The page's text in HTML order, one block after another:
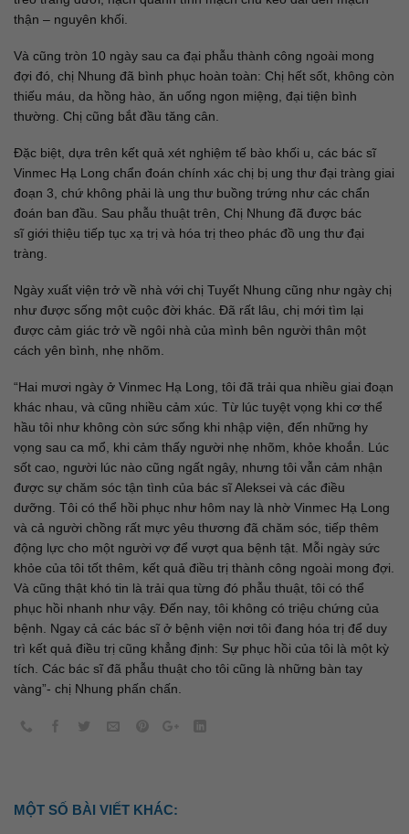
thận – nguyên khối.
Và cũng tròn 10 ngày sau ca đại phẫu thành công ngoài mong
đợi đó, chị Nhung đã bình phục hoàn toàn: Chị hết sốt, không còn
thiếu máu, da hồng hào, ăn uống ngon miệng, đại tiện bình
thường. Chị cũng bắt đầu tăng cân.
Đặc biệt, dựa trên kết quả xét nghiệm tế bào khối u, các bác sĩ
Vinmec Hạ Long chẩn đoán chính xác chị bị ung thư đại tràng giai
đoạn 3, chứ không phải là ung thư buồng trứng như các chẩn
đoán ban đầu. Sau phẫu thuật trên, Chị Nhung đã được bác
sĩ giới thiệu tiếp tục xạ trị và hóa trị theo phác đồ ung thư đại
tràng.
Ngày xuất viện trở về nhà với chị Tuyết Nhung cũng như ngày chị
như được sống một cuộc đời khác. Đã rất lâu, chị mới tìm lại
được cảm giác trở về ngôi nhà của mình bên người thân một
cách yên bình, nhẹ nhõm.
“Hai mươi ngày ở Vinmec Hạ Long, tôi đã trải qua nhiều giai đoạn
khác nhau, và cũng nhiều cảm xúc. Từ lúc tuyệt vọng khi cơ thể
hầu tôi như không còn sức sống khi nhập viện, đến những hy
vọng sau ca mổ, khi cảm thấy người nhẹ nhõm, khỏe khoắn. Lúc
sốt cao, người lúc nào cũng ngất ngây, nhưng tôi vẫn cảm nhận
được sự chăm sóc tận tình của bác sĩ Aleksei và các điều
dưỡng. Tôi có thể hồi phục như hôm nay là nhờ Vinmec Hạ Long
và cả người chồng rất mực yêu thương đã chăm sóc, tiếp thêm
động lực cho một người vợ để vượt qua bệnh tật. Mỗi ngày sức
khỏe của tôi tốt thêm, kết quả điều trị thành công ngoài mong đợi.
Và cũng thật khó tin là trải qua từng đó phẫu thuật, tôi có thể
phục hồi nhanh như vậy. Đến nay, tôi không có triệu chứng của
bệnh. Ngay cả các bác sĩ ở bệnh viện nơi tôi đang hóa trị để duy
trì kết quả điều trị cũng khẳng định: Sự phục hồi của tôi là một kỳ
tích. Các bác sĩ đã phẫu thuật cho tôi cũng là những bàn tay
vàng”- chị Nhung phấn chấn.
MỘT SỐ BÀI VIẾT KHÁC: